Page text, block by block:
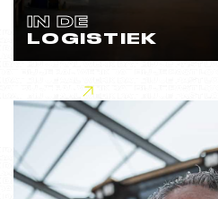
IN DE
LOGISTIEK